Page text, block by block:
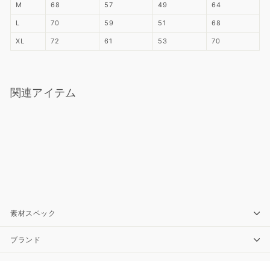
M 68 57 49 64
L 70 59 51 68
XL 72 61 53 70
関連アイテム
素材スペック
ブランド